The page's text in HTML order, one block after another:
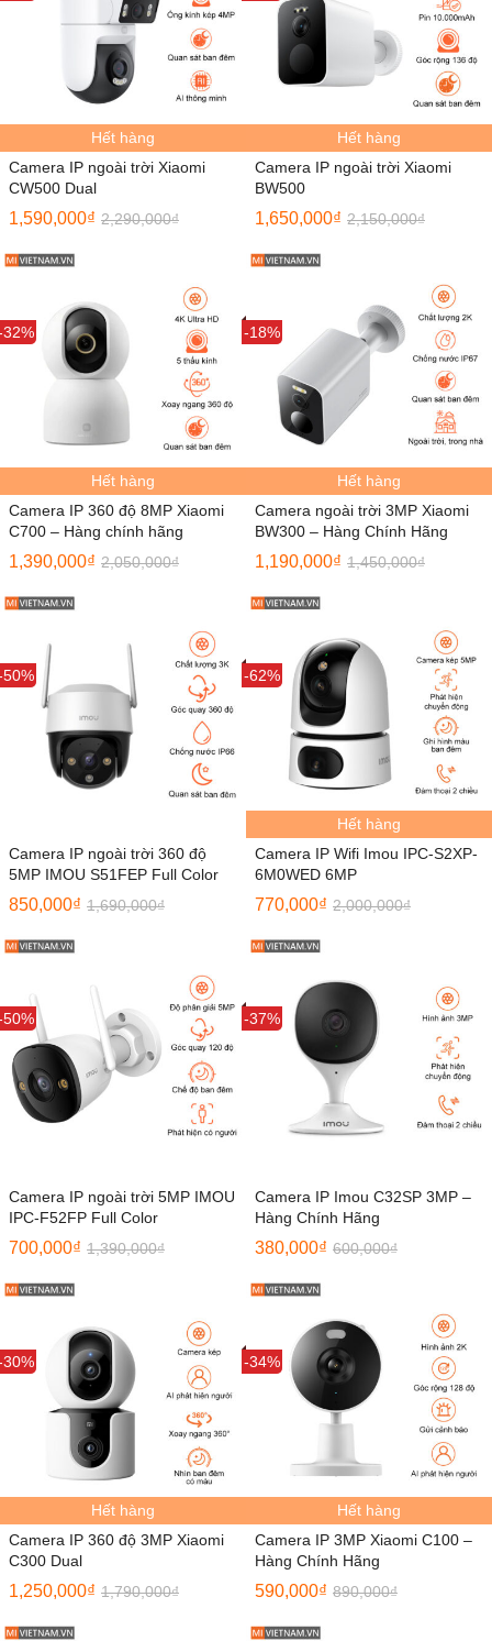
Hết hàng
Camera IP ngoài trời Xiaomi
CW500 Dual
1,590,000₫ 2,290,000₫
Hết hàng
Camera IP ngoài trời Xiaomi
BW500
1,650,000₫ 2,150,000₫
32%
Hết hàng
Camera IP 360 độ 8MP Xiaomi
C700 – Hàng chính hãng
1,390,000₫ 2,050,000₫
Sale
-18%
Hết hàng
Camera ngoài trời 3MP Xiaomi
BW300 – Hàng Chính Hãng
1,190,000₫ 1,450,000₫
50%
Camera IP ngoài trời 360 độ
5MP IMOU S51FEP Full Color
850,000₫ 1,690,000₫
Sale
-62%
Hết hàng
Camera IP Wifi Imou IPC-S2XP-
6M0WED 6MP
770,000₫ 2,000,000₫
50%
Camera IP ngoài trời 5MP IMOU
IPC-F52FP Full Color
700,000₫ 1,390,000₫
Sale
-37%
Camera IP Imou C32SP 3MP –
Hàng Chính Hãng
380,000₫ 600,000₫
30%
Hết hàng
Camera IP 360 độ 3MP Xiaomi
C300 Dual
1,250,000₫ 1,790,000₫
Sale
-34%
Hết hàng
Camera IP 3MP Xiaomi C100 –
Hàng Chính Hãng
590,000₫ 890,000₫